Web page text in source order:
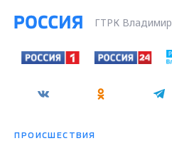
ГТРК Владимир
ПРОИСШЕСТВИЯ